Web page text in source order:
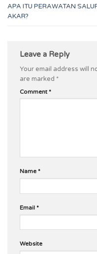
APA ITU PERAWATAN
AKAR?
Leave a Reply
Your email address will
are marked *
Comment *
Name *
Email *
Website